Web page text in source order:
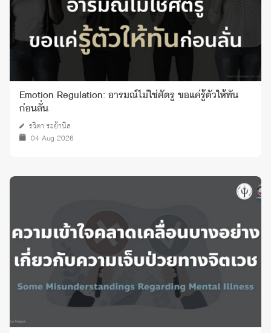
Emotion Regulation: อารมณ์ไม่ใช่ศัตรู ขอแค่รู้ตัวให้ทัน
ก่อนลั่น
รวิตา ระย้านิล
04 Aug 2026